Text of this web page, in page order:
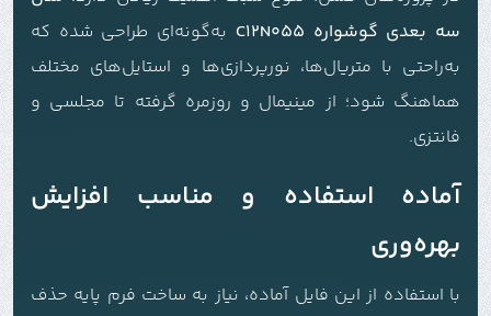
سه بعدی گوشواره C12N055
به‌گونه‌ای طراحی شده که
به‌راحتی با متریال‌ها، نورپردازی‌ها و استایل‌های مختلف
هماهنگ شود؛ از مینیمال و روزمره گرفته تا مجلسی و
فانتزی.
آماده استفاده و مناسب افزایش
بهره‌وری
با استفاده از این فایل آماده، نیاز به ساخت فرم پایه حذف